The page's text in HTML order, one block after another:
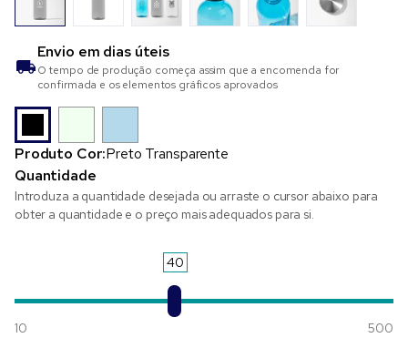
Envio em dias úteis
O tempo de produção começa assim que a encomenda for
confirmada e os elementos gráficos aprovados
Produto Cor:Preto Transparente
Quantidade
Introduza a quantidade desejada ou arraste o cursor abaixo para
obter a quantidade e o preço mais adequados para si.
40
10 500